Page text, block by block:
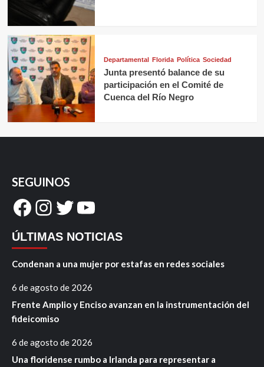
Departamental Florida Política Sociedad
Junta presentó balance de su
participación en el Comité de
Cuenca del Río Negro
SEGUINOS
Facebook
Instagram
Twitter
YouTube
ÚLTIMAS NOTICIAS
Condenan a una mujer por estafas en redes sociales
6 de agosto de 2026
Frente Amplio y Enciso avanzan en la instrumentación del
fideicomiso
6 de agosto de 2026
Una floridense rumbo a Irlanda para representar a